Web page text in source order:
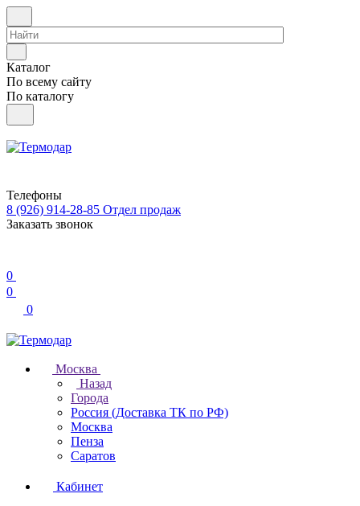
Каталог
По всему сайту
По каталогу
Телефоны
8 (926) 914-28-85 Отдел продаж
Заказать звонок
0
0
0
Москва
Назад
Города
Россия (Доставка ТК по РФ)
Москва
Пенза
Саратов
Кабинет